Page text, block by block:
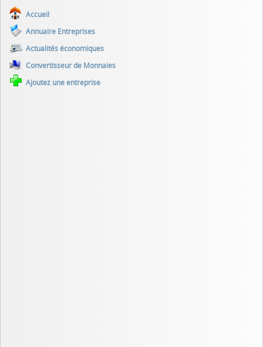
Accueil
Annuaire Entreprises
Actualités économiques
Convertisseur de Monnaies
Ajoutez une entreprise